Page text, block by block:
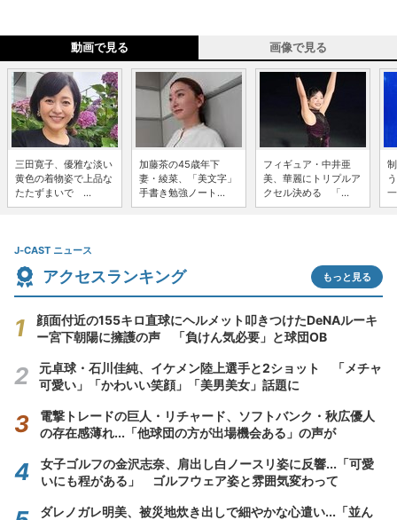
動画で見る 画像で見る
三田寛子、優雅な淡い
黄色の着物姿で上品な
たたずまいで ...
加藤茶の45歳年下
妻・綾菜、「美文字」
手書き勉強ノート...
フィギュア・中井亜
美、華麗にトリプルア
クセル決める 「...
J-CAST ニュース
アクセスランキング もっと見る
顔面付近の155キロ直球にヘルメット叩きつけたDeNAルーキ
ー宮下朝陽に擁護の声 「負けん気必要」と球団OB
元卓球・石川佳純、イケメン陸上選手と2ショット 「メチャ
可愛い」「かわいい笑顔」「美男美女」話題に
電撃トレードの巨人・リチャード、ソフトバンク・秋広優人
の存在感薄れ...「他球団の方が出場機会ある」の声が
女子ゴルフの金沢志奈、肩出し白ノースリ姿に反響...「可愛
いにも程がある」 ゴルフウェア姿と雰囲気変わって
ダレノガレ明美、被災地炊き出しで細やかな心遣い...「並ん